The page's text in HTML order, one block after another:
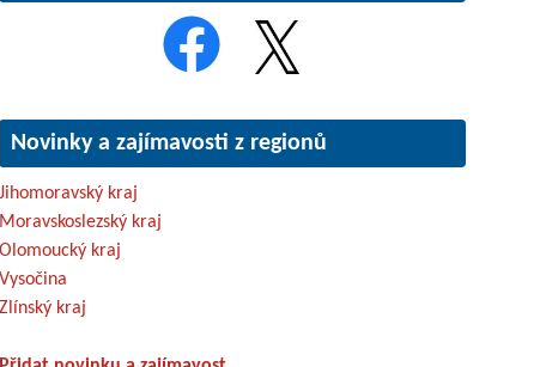
Novinky a zajímavosti z regionů
Jihomoravský kraj
Moravskoslezský kraj
Olomoucký kraj
Vysočina
Zlínský kraj